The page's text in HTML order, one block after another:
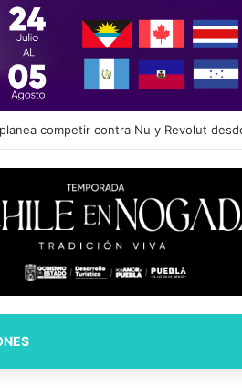
de diputadas de Puebla